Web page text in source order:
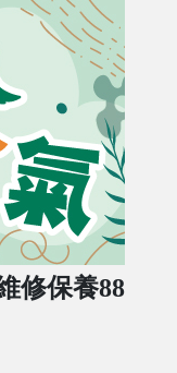
修保養88